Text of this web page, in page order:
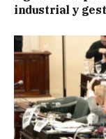
industrial y